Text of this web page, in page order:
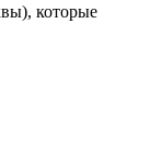
которые